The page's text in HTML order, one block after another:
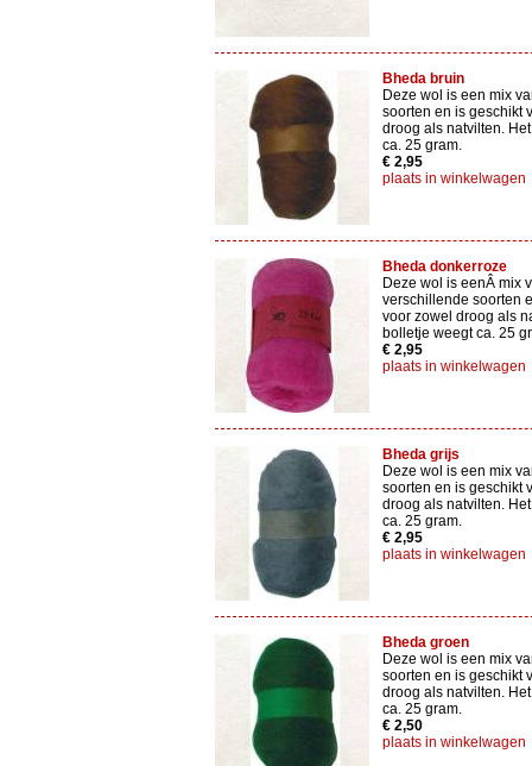
Bheda bruin
Deze wol is een mix
soorten en is geschikt
droog als natvilten.
ca. 25 gram.
€ 2,95
plaats in winkelwagen
Bheda donkerroze
Deze wol is eenÂ mix
verschillende soorten
voor zowel droog als
bolletje weegt ca. 25
€ 2,95
plaats in winkelwagen
Bheda grijs
Deze wol is een mix
soorten en is geschikt
droog als natvilten.
ca. 25 gram.
€ 2,95
plaats in winkelwagen
Bheda groen
Deze wol is een mix
soorten en is geschikt
droog als natvilten.
ca. 25 gram.
€ 2,50
plaats in winkelwagen